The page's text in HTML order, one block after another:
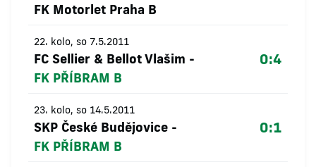
FK Motorlet Praha B
22. kolo, so 7.5.2011
FC Sellier & Bellot Vlašim -
FK PŘÍBRAM B
0:4
23. kolo, so 14.5.2011
SKP České Budějovice -
FK PŘÍBRAM B
0:1